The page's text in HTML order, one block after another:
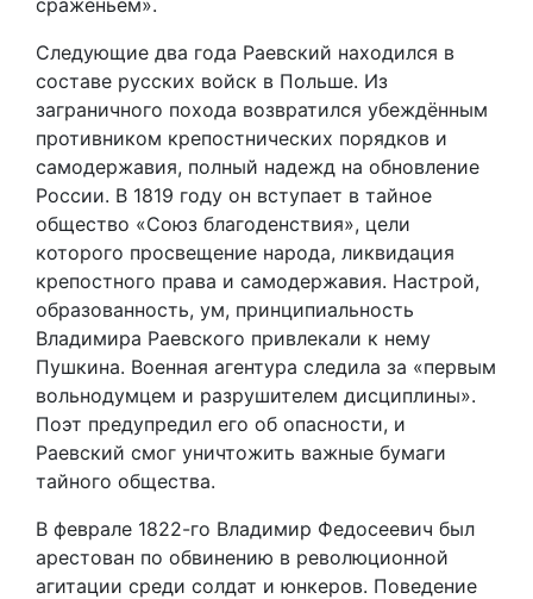
Следующие два года Раевский находился в
составе русских войск в Польше. Из
заграничного похода возвратился убеждённым
противником крепостнических порядков и
самодержавия, полный надежд на обновление
России. В 1819 году он вступает в тайное
общество «Союз благоденствия», цели
которого просвещение народа, ликвидация
крепостного права и самодержавия. Настрой,
образованность, ум, принципиальность
Владимира Раевского привлекали к нему
Пушкина. Военная агентура следила за «первым
вольнодумцем и разрушителем дисциплины».
Поэт предупредил его об опасности, и
Раевский смог уничтожить важные бумаги
тайного общества.
В феврале 1822-го Владимир Федосеевич был
арестован по обвинению в революционной
агитации среди солдат и юнкеров. Поведение